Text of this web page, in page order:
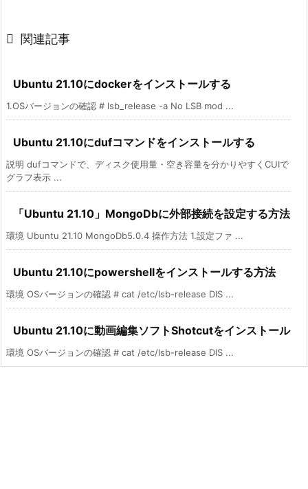
 関連記事
Ubuntu 21.10にdockerをインストールする
1.OSバージョンの確認 # lsb_release -a No LSB mod ...
Ubuntu 21.10にdufコマンドをインストールする
説明 dufコマンドで、ディスク使用量・空き容量を分かりやすくCUIで
グラフ表示 ...
「Ubuntu 21.10」MongoDbに外部接続を設定する方法
環境 Ubuntu 21.10 MongoDb5.0.4 操作方法 1.設定ファ ...
Ubuntu 21.10にpowershellをインストールする方法
環境 OSバージョンの確認 # cat /etc/lsb-release DIS ...
Ubuntu 21.10に動画編集ソフトShotcutをインストール
環境 OSバージョンの確認 # cat /etc/lsb-release DIS ...